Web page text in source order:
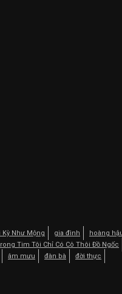
Kỳ Như Mộng gia đình hoàng
Tim Tôi Chỉ Có Cô Thôi Đồ Ngốc
âm mưu đàn bà đời thực